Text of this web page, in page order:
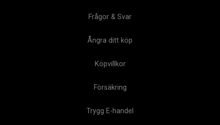
Frågor & Svar
Ångra ditt köp
Köpvillkor
Försäkring
Trygg E-handel